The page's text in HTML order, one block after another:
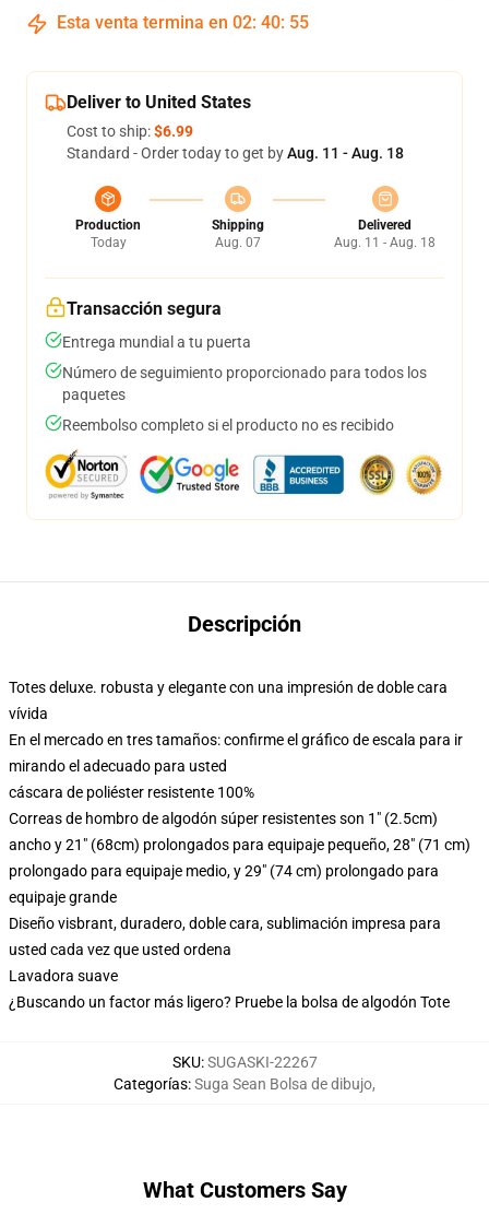
Esta venta termina en 02: 40: 54
Deliver to United States
Cost to ship:$6.99
Standard - Order today to get byAug. 11 - Aug. 18
Production
Today
Shipping
Aug. 07
Delivered
Aug. 11 - Aug. 18
Transacción segura
Entrega mundial a tu puerta
Número de seguimiento proporcionado para todos los
paquetes
Reembolso completo si el producto no es recibido
Descripción
Totes deluxe. robusta y elegante con una impresión de doble cara
vívida
En el mercado en tres tamaños: confirme el gráfico de escala para ir
mirando el adecuado para usted
cáscara de poliéster resistente 100%
Correas de hombro de algodón súper resistentes son 1" (2.5cm)
ancho y 21" (68cm) prolongados para equipaje pequeño, 28" (71 cm)
prolongado para equipaje medio, y 29" (74 cm) prolongado para
equipaje grande
Diseño visbrant, duradero, doble cara, sublimación impresa para
usted cada vez que usted ordena
Lavadora suave
¿Buscando un factor más ligero? Pruebe la bolsa de algodón Tote
SKU:SUGASKI-22267
Categorías:Suga Sean Bolsa de dibujo,
What Customers Say